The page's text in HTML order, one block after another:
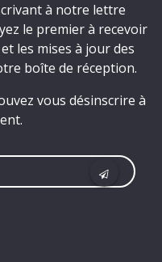
à notre lettre
le premier à recevoir
les mises à jour des
boîte de réception.
vous désinscrire à